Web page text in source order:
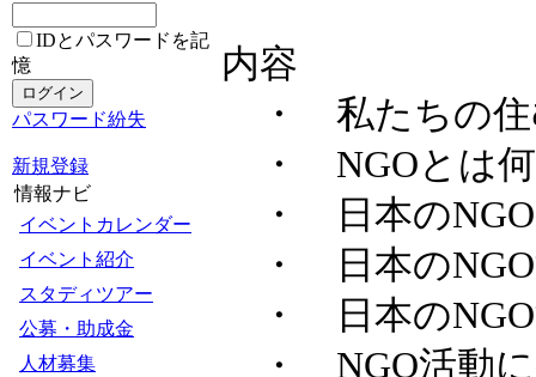
IDとパスワードを記
憶
パスワード紛失
新規登録
情報ナビ
イベントカレンダー
イベント紹介
スタディツアー
公募・助成金
人材募集
内容
・ 私たちの住
・ NGOとは何
・ 日本のNGO
・ 日本のNGO
・ 日本のNGO
・ NGO活動に